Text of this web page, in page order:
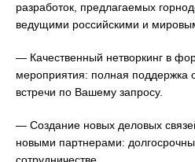
разработок, предлагаемых
ведущими российскими и
— Качественный нетворкинг в
мероприятия: полная поддержка
встречи по Вашему запросу.
— Создание новых деловых
новыми партнерами: